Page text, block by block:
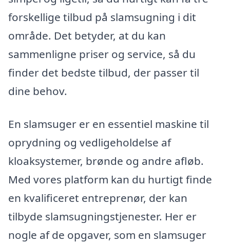
forskellige tilbud på slamsugning i dit
område. Det betyder, at du kan
sammenligne priser og service, så du
finder det bedste tilbud, der passer til
dine behov.
En slamsuger er en essentiel maskine til
oprydning og vedligeholdelse af
kloaksystemer, brønde og andre afløb.
Med vores platform kan du hurtigt finde
en kvalificeret entreprenør, der kan
tilbyde slamsugningstjenester. Her er
nogle af de opgaver, som en slamsuger